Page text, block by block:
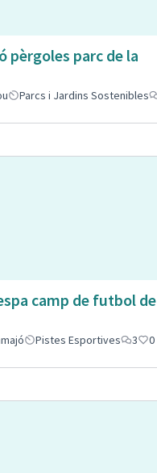
pèrgoles parc de la
Parcs i Jardins Sostenibles
camp de futbol de
Pistes Esportives 3 0